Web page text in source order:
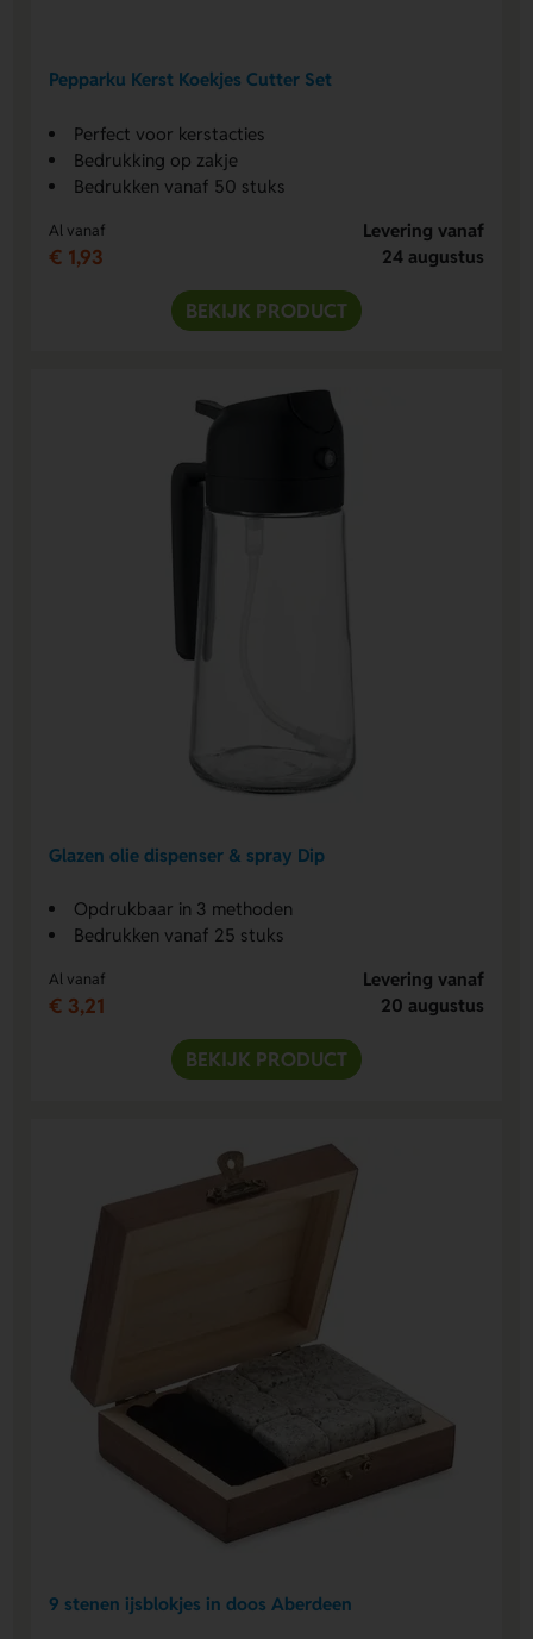
Pepparku Kerst Koekjes Cutter Set
Perfect voor kerstacties
Bedrukking op zakje
Bedrukken vanaf 50 stuks
Al vanaf
€ 1,93
Levering vanaf
24 augustus
BEKIJK PRODUCT
Glazen olie dispenser & spray Dip
Opdrukbaar in 3 methoden
Bedrukken vanaf 25 stuks
Al vanaf
€ 3,21
Levering vanaf
20 augustus
BEKIJK PRODUCT
9 stenen ijsblokjes in doos Aberdeen